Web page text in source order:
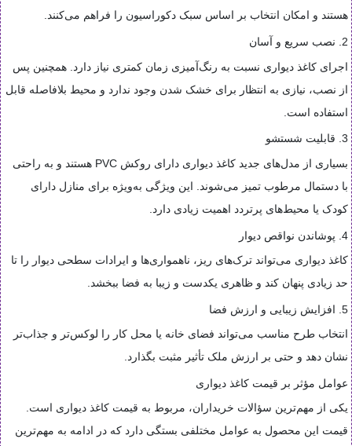
هستند و امکان انتخاب بر اساس سبک دکوراسیون را فراهم می‌کنند.
2. نصب سریع و آسان
اجرای کاغذ دیواری نسبت به رنگ‌آمیزی زمان کمتری نیاز دارد. همچنین پس
از نصب، نیازی به انتظار برای خشک شدن وجود ندارد و محیط بلافاصله قابل
استفاده است.
3. قابلیت شستشو
بسیاری از مدل‌های جدید کاغذ دیواری دارای روکش PVC هستند و به راحتی
با دستمال مرطوب تمیز می‌شوند. این ویژگی به‌ویژه برای منازل دارای
کودک یا محیط‌های پرتردد اهمیت زیادی دارد.
4. پوشاندن نواقص دیوار
کاغذ دیواری می‌تواند ترک‌های ریز، ناهمواری‌ها و ایرادات سطحی دیوار را تا
حد زیادی پنهان کند و ظاهری یکدست و زیبا به فضا ببخشد.
5. افزایش زیبایی و ارزش فضا
انتخاب طرح مناسب می‌تواند فضای خانه یا محل کار را لوکس‌تر و جذاب‌تر
نشان دهد و حتی بر ارزش ملک تأثیر مثبت بگذارد.
عوامل مؤثر بر قیمت کاغذ دیواری
یکی از مهم‌ترین سؤالات خریداران، مربوط به قیمت کاغذ دیواری است.
قیمت این محصول به عوامل مختلفی بستگی دارد که در ادامه به مهم‌ترین